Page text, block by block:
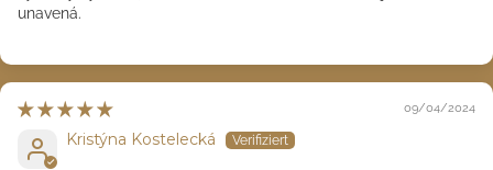
unavená.
09/04/2024
Kristýna Kostelecká